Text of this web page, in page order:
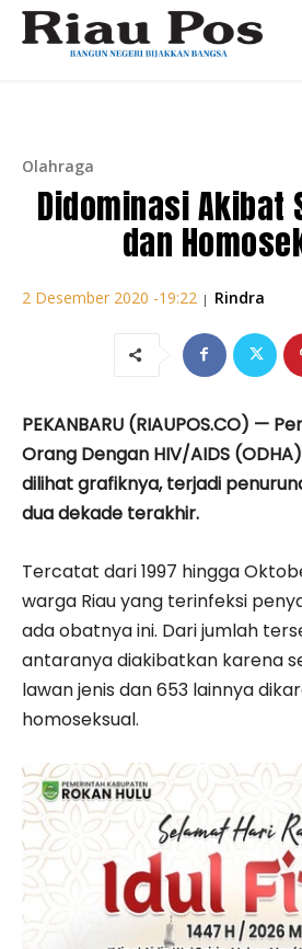
Olahraga
Didominasi Akibat
dan
2 Desember 2020 -19:22 | Rindra
PEKANBARU (RIAUPOS.CO) —
Orang Dengan HIV/AIDS
dilihat grafiknya, terjadi
dua dekade terakhir.
Tercatat dari 1997 hingga
warga Riau yang terinfeksi
ada obatnya ini. Dari jumlah
antaranya diakibatkan karena
lawan jenis dan 653 lainnya
homoseksual.